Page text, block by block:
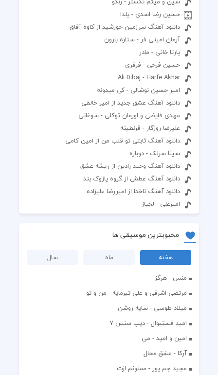
حسین رضا اسدی - یلدا
دانلود آهنگ سرزمین خورشید از کاوه آفاق
آرمان امینی فر - ستاره بارون
یارتا خانی - مادر
حسین فرخی - فرفری
Ali Dibaj - Harfe Akhar
امیر حسین نوشالی - کی میدونه
دانلود آهنگ عشق جدید از امیر خالقی
مهدی فایضی و اورمان توکلی - سوغاتی
عليرضا روزگار - قرنطينه
دانلود آهنگ ثابتی تو قلب من از امین کامی
سینا سرلک - دوباره
دانلود آهنگ وحید رادین از ریشه عشق
دانلود آهنگ عطش از گروه پازوک بند
دانلود آهنگ ناخدا از امیررضا علیزاده
امیرعلی - لجباز
محبوبترین موسیقی ها
هفته ماه
سال
منس - هرگز
مرتضی اشرفی و علی تیرمایه - من و تو
میلاد طوسی - سایه روشن
اميد فستيوال - ديپ سنس ۷
امین و امید - می
آرکا - عشق محال
مجید جم پور - ممنونم ازت